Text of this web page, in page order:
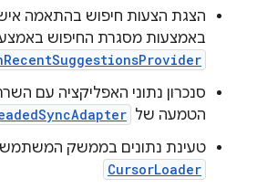
הצגת הצעות חיפוש בהתאמה
באמצעות מסגרת החיפוש
סנכרון נתוני האפליקציה עם
הטמעה של
טעינת נתונים בממשק
CursorLoader